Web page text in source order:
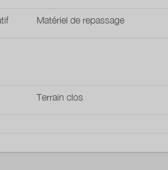
Matériel de repassage
Terrain clos